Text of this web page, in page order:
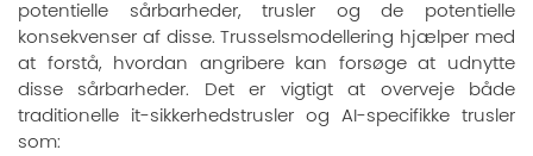
potentielle sårbarheder, trusler og de potentielle
konsekvenser af disse. Trusselsmodellering hjælper med
at forstå, hvordan angribere kan forsøge at udnytte
disse sårbarheder. Det er vigtigt at overveje både
traditionelle it-sikkerhedstrusler og AI-specifikke trusler
som: